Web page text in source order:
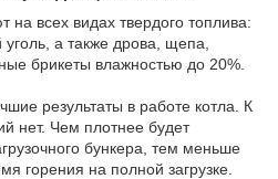
всех видах твердого топлива:
а также дрова, щепа,
брикеты влажностью до 20%.
результаты в работе котла. К
нет. Чем плотнее будет
бункера, тем меньше
горения на полной загрузке.